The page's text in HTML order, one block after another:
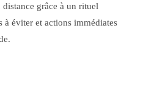
grâce à un rituel
à éviter et actions immédiates